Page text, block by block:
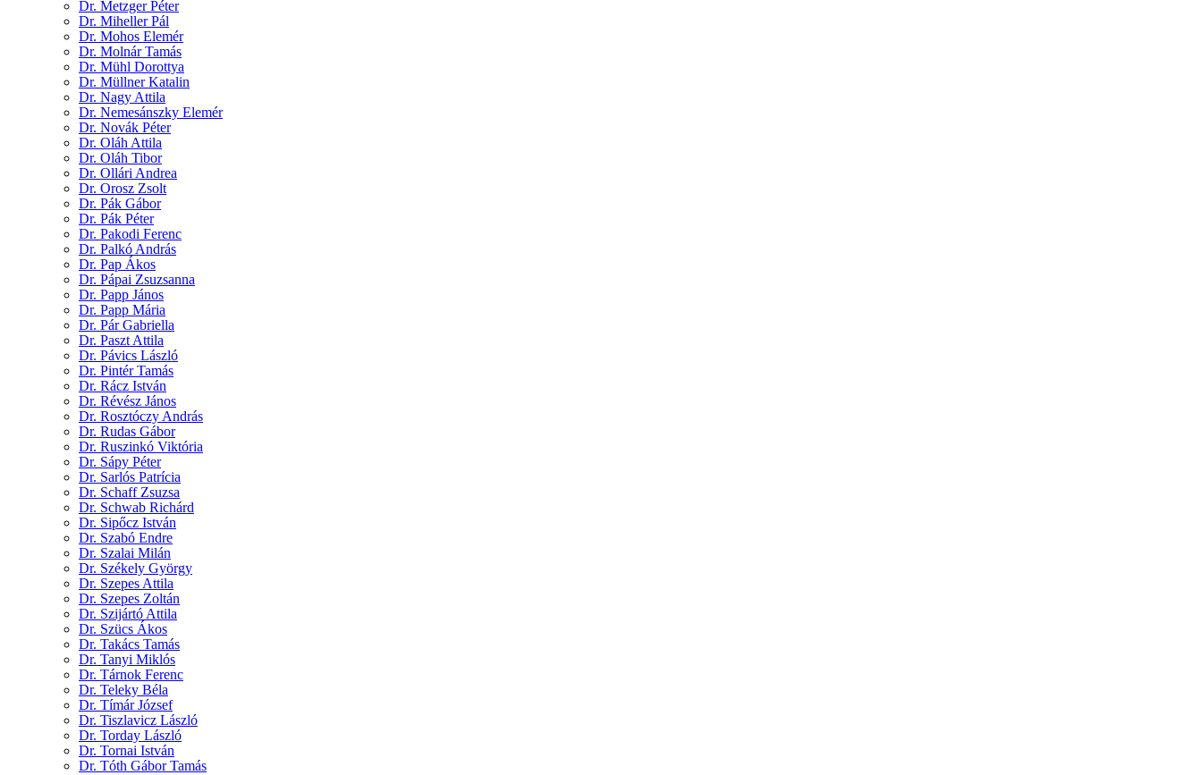
Dr. Metzger Péter
Dr. Miheller Pál
Dr. Mohos Elemér
Dr. Molnár Tamás
Dr. Mühl Dorottya
Dr. Müllner Katalin
Dr. Nagy Attila
Dr. Nemesánszky Elemér
Dr. Novák Péter
Dr. Oláh Attila
Dr. Oláh Tibor
Dr. Ollári Andrea
Dr. Orosz Zsolt
Dr. Pák Gábor
Dr. Pák Péter
Dr. Pakodi Ferenc
Dr. Palkó András
Dr. Pap Ákos
Dr. Pápai Zsuzsanna
Dr. Papp János
Dr. Papp Mária
Dr. Pár Gabriella
Dr. Paszt Attila
Dr. Pávics László
Dr. Pintér Tamás
Dr. Rácz István
Dr. Révész János
Dr. Rosztóczy András
Dr. Rudas Gábor
Dr. Ruszinkó Viktória
Dr. Sápy Péter
Dr. Sarlós Patrícia
Dr. Schaff Zsuzsa
Dr. Schwab Richárd
Dr. Sipőcz István
Dr. Szabó Endre
Dr. Szalai Milán
Dr. Székely György
Dr. Szepes Attila
Dr. Szepes Zoltán
Dr. Szijártó Attila
Dr. Szücs Ákos
Dr. Takács Tamás
Dr. Tanyi Miklós
Dr. Tárnok Ferenc
Dr. Teleky Béla
Dr. Tímár József
Dr. Tiszlavicz László
Dr. Torday László
Dr. Tornai István
Dr. Tóth Gábor Tamás